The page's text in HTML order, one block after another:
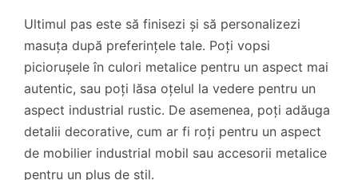
Ultimul pas este să finisezi și să personalizezi
masuța după preferințele tale. Poți vopsi
piciorușele în culori metalice pentru un aspect mai
autentic, sau poți lăsa oțelul la vedere pentru un
aspect industrial rustic. De asemenea, poți adăuga
detalii decorative, cum ar fi roți pentru un aspect
de mobilier industrial mobil sau accesorii metalice
pentru un plus de stil.